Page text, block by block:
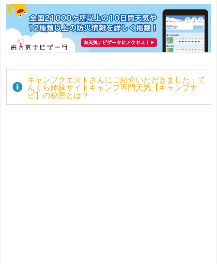
キャンプクエストさんにご紹介いただきました：て
んくら姉妹サイトキャンプ専門天気【キャンプナ
ビ】の秘密とは？